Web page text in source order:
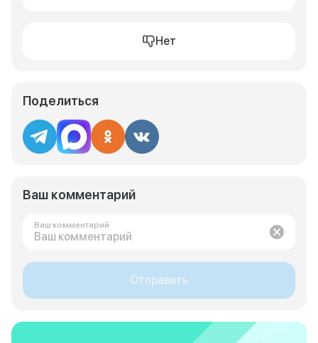
Нет
Поделиться
Ваш комментарий
Ваш комментарий
Отправить